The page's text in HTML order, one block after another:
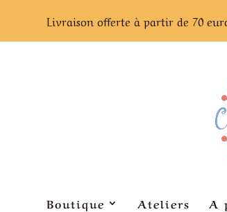
Boutique Ateliers A
Livraison offerte à partir de 70